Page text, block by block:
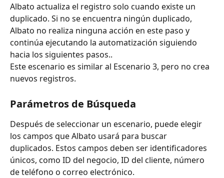
Albato actualiza el registro solo cuando existe un
duplicado. Si no se encuentra ningún duplicado,
Albato no realiza ninguna acción en este paso y
continúa ejecutando la automatización siguiendo
hacia los siguientes pasos..
Este escenario es similar al Escenario 3, pero no crea
nuevos registros.
Parámetros de Búsqueda
Después de seleccionar un escenario, puede elegir
los campos que Albato usará para buscar
duplicados. Estos campos deben ser identificadores
únicos, como ID del negocio, ID del cliente, número
de teléfono o correo electrónico.